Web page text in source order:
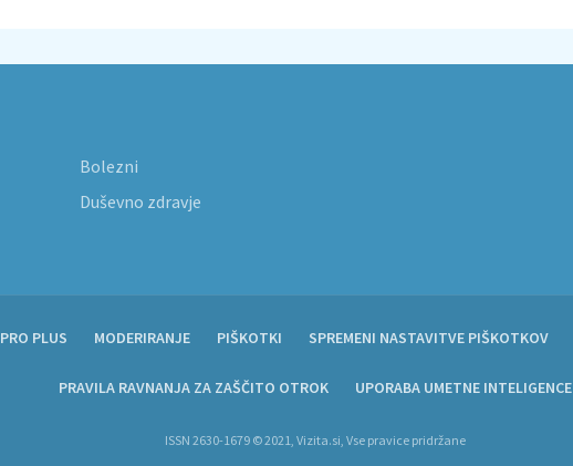
Bolezni
Duševno zdravje
PRO PLUS MODERIRANJE PIŠKOTKI SPREMENI NASTAVITVE PIŠKOTKOV
PRAVILA RAVNANJA ZA ZAŠČITO OTROK UPORABA UMETNE INTELIGENCE
ISSN 2630-1679 © 2021, Vizita.si, Vse pravice pridržane